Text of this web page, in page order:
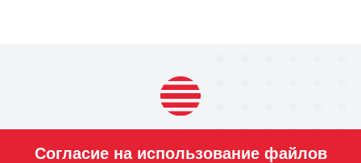
ПРОДУКЦИЯ
Согласие на использование файлов